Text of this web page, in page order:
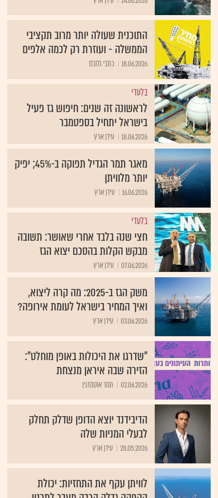
התוכנית שעולה יותר מרוב תקציבי
הממשלה - ועוזרת רק לכמה אלפים
18.06.2026 כתבי גלובס
בלעדי
לראשונה זה שנים: חיפוש גז פעיל
בישראל יתחיל בספטמבר
18.06.2026 עידן ארץ
מאגר תמר הגדיל תפוקה ב-45%; יפיק
יותר מלוויתן
16.06.2026 עידן ארץ
בלעדי
חצי שנה בלבד אחרי שאושר: תשובה
מבקש הקלות בהסכם יצוא הגז
07.06.2026 עידן ארץ
משק הגז ב-2025: מה קרה ליצוא,
ואיך המחיר בישראל לעומת אירופה?
03.06.2026 עידן ארץ
"שדרגו את היכולות באופן מוחלט":
הזירה שבה איראן מנצחת
02.06.2026 תמר אוטמזגין
הדיבידנד יוצא הדופן שדלק תחלק
לבעלי המניות שלה
28.05.2026 עידן ארץ
לוויתן עקף את התחזיות: יכולת